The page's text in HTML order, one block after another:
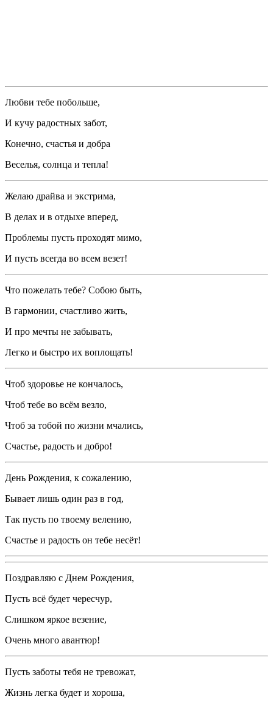
Любви тебе побольше,
И кучу радостных забот,
Конечно, счастья и добра
Веселья, солнца и тепла!
Желаю драйва и экстрима,
В делах и в отдыхе вперед,
Проблемы пусть проходят мимо,
И пусть всегда во всем везет!
Что пожелать тебе? Собою быть,
В гармонии, счастливо жить,
И про мечты не забывать,
Легко и быстро их воплощать!
Чтоб здоровье не кончалось,
Чтоб тебе во всём везло,
Чтоб за тобой по жизни мчались,
Счастье, радость и добро!
День Рождения, к сожалению,
Бывает лишь один раз в год,
Так пусть по твоему велению,
Счастье и радость он тебе несёт!
Поздравляю с Днем Рождения,
Пусть всё будет чересчур,
Слишком яркое везение,
Очень много авантюр!
Пусть заботы тебя не тревожат,
Жизнь легка будет и хороша,